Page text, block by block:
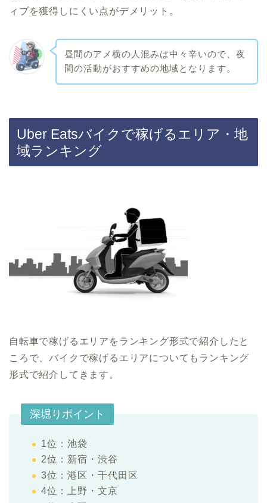
ィブを獲得しにくい点がデメリット。
昼間のアメ横の人混みは中々辛いので、夜
間の活動がおすすめの地域となります。
Uber Eatsバイクで稼げるエリア・地
域ランキング
自転車で稼げるエリアをランキング形式で紹介したと
ころで、バイクで稼げるエリアについてもランキング
形式で紹介してきます。
深堀りポイント
1位：池袋
2位：新宿・渋谷
3位：港区・千代田区
4位：上野・文京